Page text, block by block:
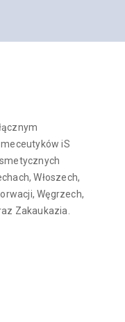
iS
Włoszech,
Węgrzech,
Zakaukazia.